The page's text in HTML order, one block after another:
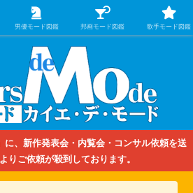
＆香水】を徹底的に分析するファッション＆ア
界人のための学習サイト
に、新作発表会・内覧会・コンサル依頼を送
りご依頼が殺到しております。
男優モード図鑑 邦画モード図鑑 歌手モード図鑑